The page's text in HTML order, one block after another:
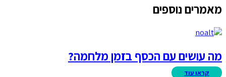
מאמרים נוספים
מה עושים עם הכסף בזמן מלחמה?